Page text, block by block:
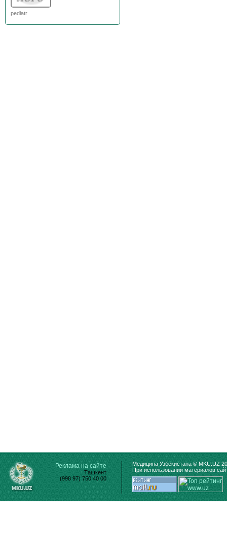
pediatr
Реклама на сайте
Ташкент
(998 97) 750 40 00
Медицина Узбекистана © MKU.UZ
При использовании материалов